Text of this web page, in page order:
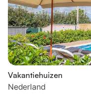
Vakantiehuizen
Nederland